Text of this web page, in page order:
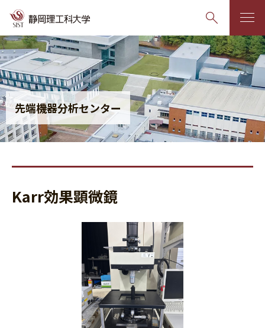
グ
ロ
ー
バ
ル
ナ
ビ
本
文
へ
ロ
ー
カ
ル
ナ
ビ
ゲ
フ
ッ
タ
ー
へ 先端機器分析センター
Karr効果顕微鏡